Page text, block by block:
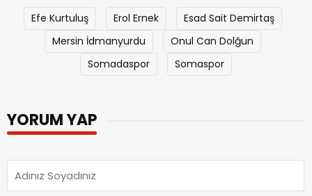
Efe Kurtuluş Erol Ernek
Esad Sait Demirtaş
Mersin İdmanyurdu
Onul Can Dolğun
Somadaspor
Somaspor
YORUM YAP